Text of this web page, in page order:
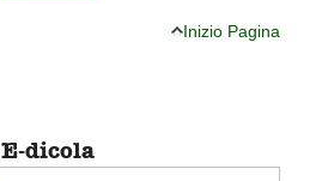
Inizio Pagina
E-dicola